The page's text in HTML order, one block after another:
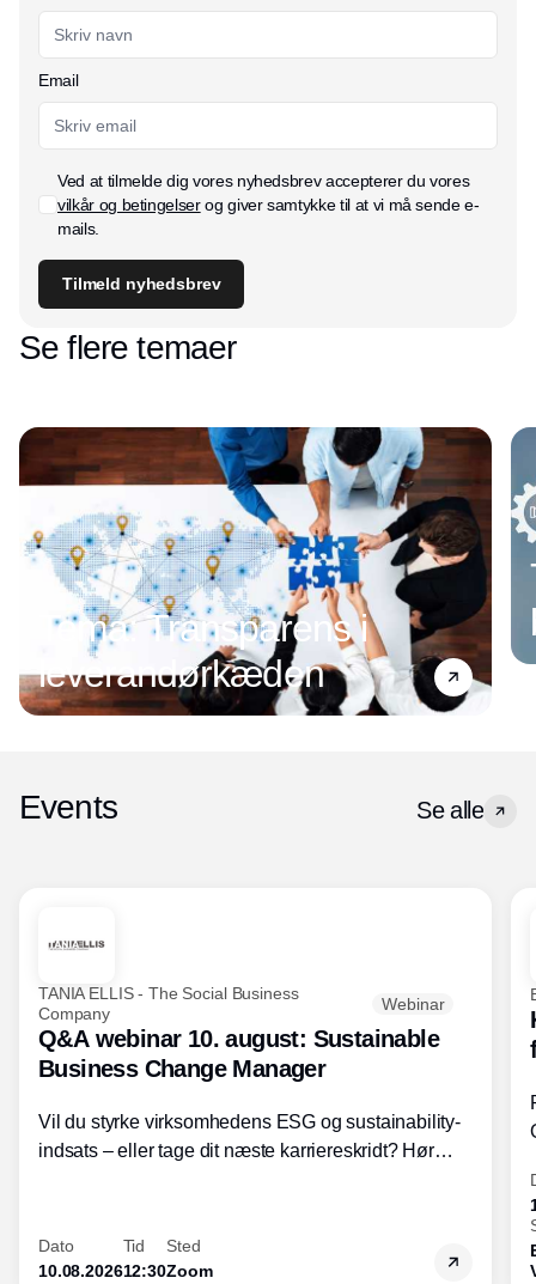
Email
Ved at tilmelde dig vores nyhedsbrev accepterer du vores
vilkår og betingelserog giver samtykke til at vi må sende e-
mails.
Tilmeld nyhedsbrev
Se flere temaer
Tema: Transparens i
leverandørkæden
Events Se alle
TANIA ELLIS - The Social Business
Company
Webinar
Q&A webinar 10. august: Sustainable
Business Change Manager
Vil du styrke virksomhedens ESG og sustainability-
indsats – eller tage dit næste karriereskridt? Hør
inden for bæredygtig forretningsudvikling - så du
skaber værdi for både samfund og bundlinje.
Dato
10.08.2026
Tid
12:30
Sted
Zoom